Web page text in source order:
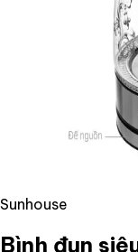
Sunhouse
Bình đun